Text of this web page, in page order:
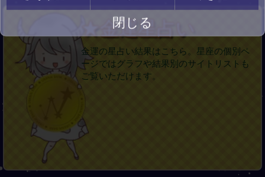
閉じる
★金運星占い
金運の星占い結果はこちら。星座の個別ペ
ージではグラフや結果別のサイトリストも
ご覧いただけます。